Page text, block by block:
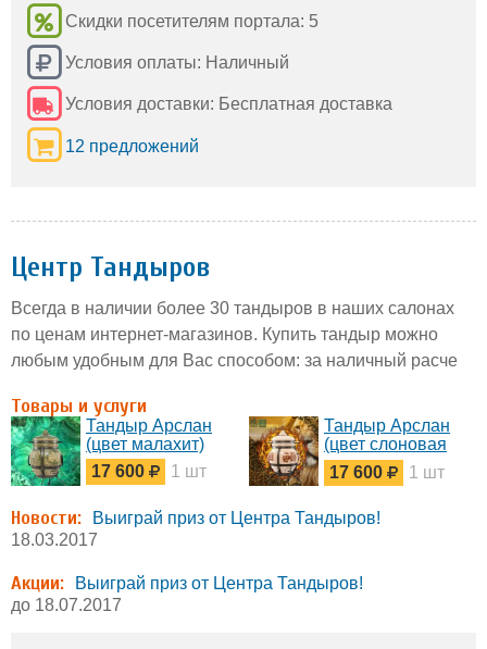
Скидки посетителям портала: 5
Условия оплаты: Наличный
Условия доставки: Бесплатная доставка
12 предложений
Центр Тандыров
Всегда в наличии более 30 тандыров в наших салонах
по ценам интернет-магазинов. Купить тандыр можно
любым удобным для Вас способом: за наличный расче
Товары и услуги
Тандыр Арслан
(цвет малахит)
17 600
1 шт
Тандыр Арслан
(цвет слоновая
кость)
17 600 1 шт
Новости:
Выиграй приз от Центра Тандыров!
18.03.2017
Акции:
Выиграй приз от Центра Тандыров!
до 18.07.2017